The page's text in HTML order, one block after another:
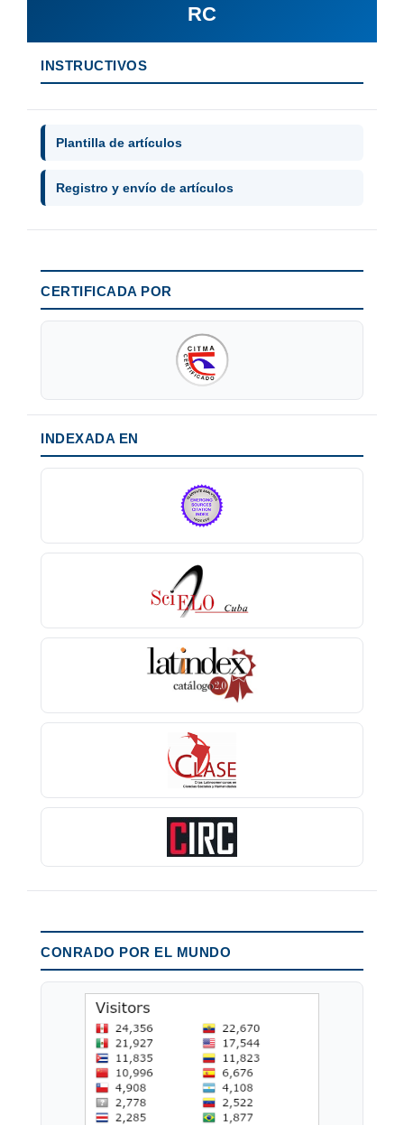
RC
INSTRUCTIVOS
Plantilla de artículos
Registro y envío de artículos
CERTIFICADA POR
INDEXADA EN
CONRADO POR EL MUNDO